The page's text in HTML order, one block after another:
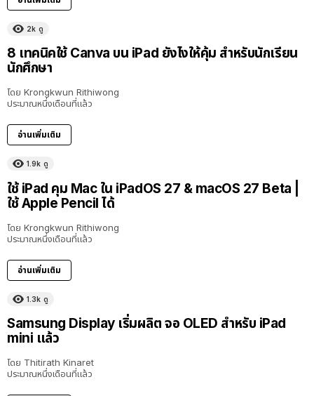
2k ดู
8 เทคนิคใช้ Canva บน iPad ยังไงให้คุ้ม สำหรับนักเรียน
นักศึกษา
โดย Krongkwun Rithiwong
ประมาณหนึ่งเดือนที่แล้ว
อ่านเพิ่มเติม
1.9k ดู
ใช้ iPad คุม Mac ใน iPadOS 27 & macOS 27 Beta |
ใช้ Apple Pencil ได้
โดย Krongkwun Rithiwong
ประมาณหนึ่งเดือนที่แล้ว
อ่านเพิ่มเติม
1.3k ดู
Samsung Display เริ่มผลิต จอ OLED สำหรับ iPad
mini แล้ว
โดย Thitirath Kinaret
ประมาณหนึ่งเดือนที่แล้ว